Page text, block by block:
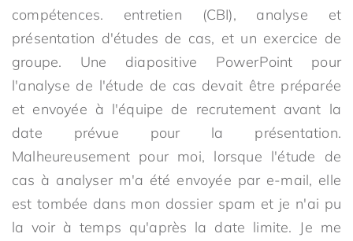
compétences. entretien (CBI), analyse et
présentation d'études de cas, et un exercice de
groupe. Une diapositive PowerPoint pour
l'analyse de l'étude de cas devait être préparée
et envoyée à l'équipe de recrutement avant la
date prévue pour la présentation.
Malheureusement pour moi, lorsque l'étude de
cas à analyser m'a été envoyée par e-mail, elle
est tombée dans mon dossier spam et je n'ai pu
la voir à temps qu'après la date limite. Je me